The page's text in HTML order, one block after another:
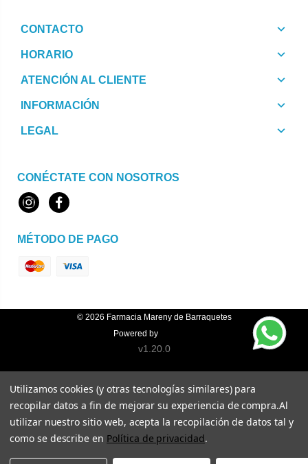
CONTACTO
HORARIO
ATENCIÓN AL CLIENTE
INFORMACIÓN
LEGAL
CONÉCTATE CON NOSOTROS
InstagramFacebook
MÉTODO DE PAGO
© 2026 Farmacia Mareny de Barraquetes
Powered by
v1.20.0
Utilizamos cookies (y otras tecnologías similares) para
recopilar datos a fin de mejorar su experiencia de compra.Al
utilizar nuestro sitio web, acepta la recopilación de datos tal y
como se describe en Política de privacidad.